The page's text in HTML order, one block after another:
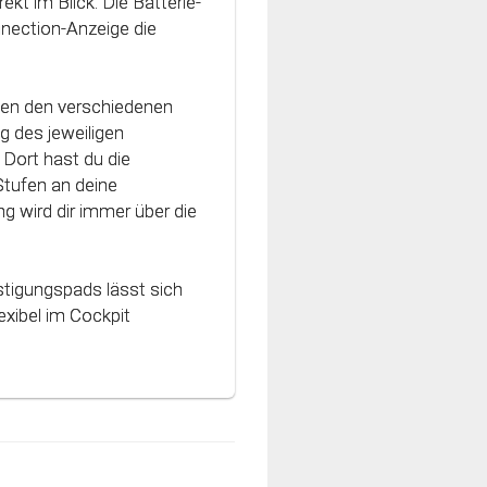
Anzeige die
den verschiedenen
des jeweiligen
hast du die
an deine
wird dir immer über die
lässt sich
im Cockpit
Technologie
und können optimal